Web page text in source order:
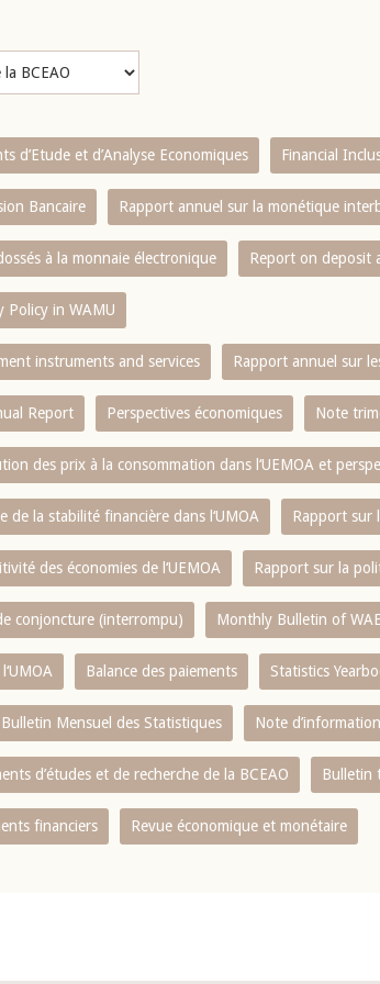
d’Etude et d’Analyse Economiques Financial
Bancaire Rapport annuel sur la monétique
à la monnaie électronique Report on deposit
Policy in WAMU
instruments and services Rapport annuel sur
Report Perspectives économiques Note
des prix à la consommation dans l‘UEMOA et
de la stabilité financière dans l‘UMOA Rapport sur
des économies de l‘UEMOA Rapport sur la
conjoncture (interrompu) Monthly Bulletin of
Balance des paiements Statistics
Bulletin Mensuel des Statistiques Note d’information
d’études et de recherche de la BCEAO Bulletin
financiers Revue économique et monétaire